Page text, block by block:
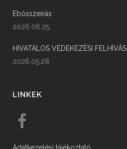
Ebösszeírás
2026.06.25.
HIVATALOS VÉDEKEZÉSI FELHÍVÁS
2026.05.28.
LINKEK